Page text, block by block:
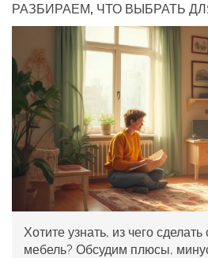
РАЗБИРАЕМ, ЧТО ВЫБРАТЬ
Хотите узнать, из чего
мебель? Обсудим плюсы,